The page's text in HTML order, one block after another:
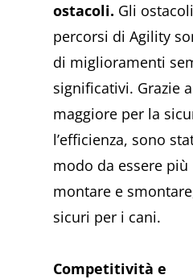
ostacoli. Gli
percorsi di Agility
di miglioramenti
significativi. Grazie
maggiore per la
l’efficienza, sono
modo da essere
montare e
sicuri per i cani.
Competitività e